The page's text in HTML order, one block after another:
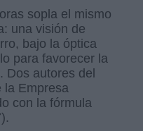
sopla el mismo
una visión de
bajo la óptica
para favorecer la
Dos autores del
la Empresa
con la fórmula